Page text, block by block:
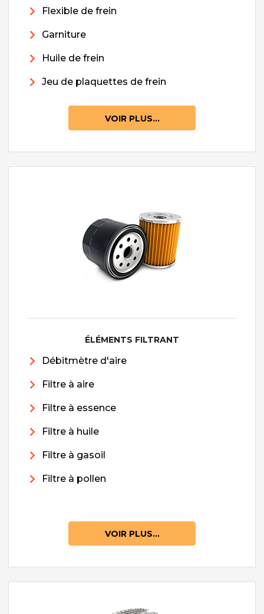
Flexible de frein
Garniture
Huile de frein
Jeu de plaquettes de frein
VOIR PLUS...
ÉLÉMENTS FILTRANT
Débitmètre d'aire
Filtre à aire
Filtre à essence
Filtre à huile
Filtre à gasoil
Filtre à pollen
VOIR PLUS...